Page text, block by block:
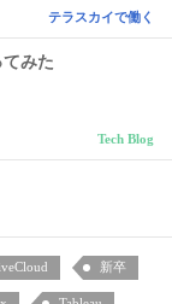
テラスカイで働く
てみた
Tech Blog
新卒